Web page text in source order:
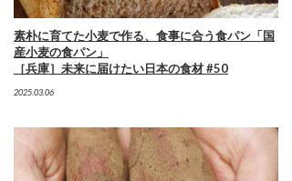
素朴に育てた小麦で作る、食事に合う食パン「国
産小麦の食パン」
［兵庫］未来に届けたい日本の食材 #50
2025.03.06